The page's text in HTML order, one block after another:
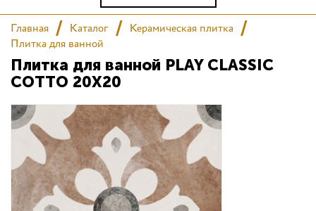
Салон
Сертификаты
Дизайнерам
Комплекс услуг
Контакты
Главная Каталог
Керамическая плитка
Плитка для ванной
Плитка для ванной PLAY CLASSIC
COTTO 20X20